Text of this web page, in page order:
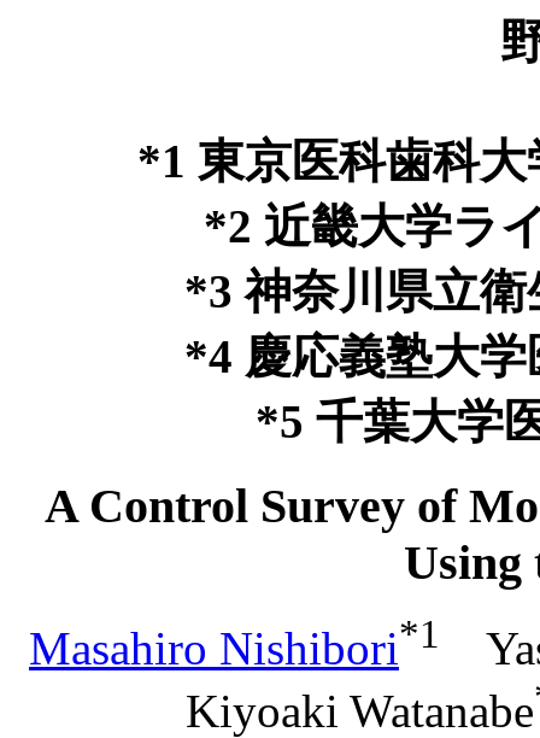
*1 東京医科歯科
*2 近畿大学ラ
*3 神奈川県立
*4 慶応義塾大
*5 千葉大学
A Control Survey of
Using
Masahiro Nishibori*1
Kiyoaki Watanabe